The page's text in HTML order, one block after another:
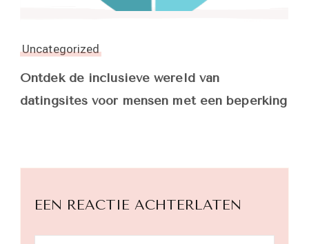
Uncategorized
Ontdek de inclusieve wereld van
datingsites voor mensen met een beperking
EEN REACTIE ACHTERLATEN